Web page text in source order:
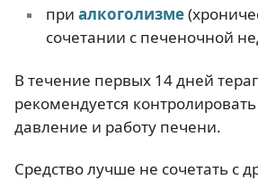
при алкоголизме
сочетании с печеночной
В течение первых 14 дней
рекомендуется
давление и работу печени.
Средство лучше не сочетать с